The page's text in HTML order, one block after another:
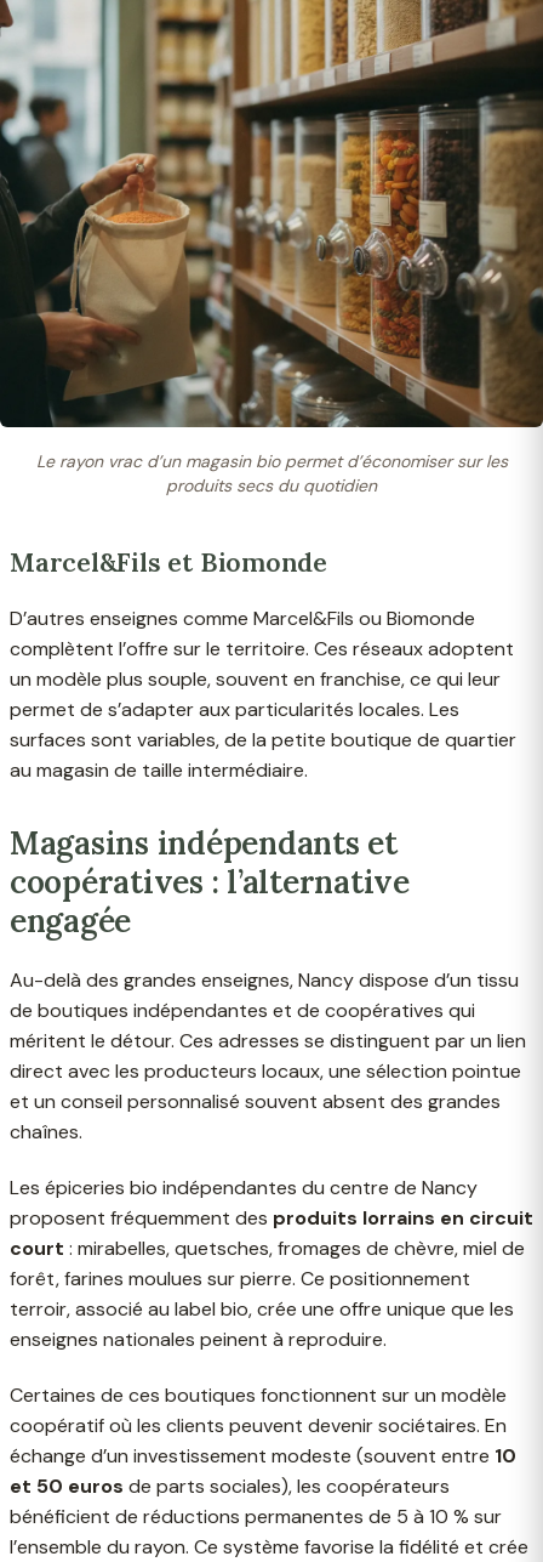
Le rayon vrac d’un magasin bio permet d’économiser sur les
produits secs du quotidien
Marcel&Fils et Biomonde
D’autres enseignes comme Marcel&Fils ou Biomonde
complètent l’offre sur le territoire. Ces réseaux adoptent
un modèle plus souple, souvent en franchise, ce qui leur
permet de s’adapter aux particularités locales. Les
surfaces sont variables, de la petite boutique de quartier
au magasin de taille intermédiaire.
Magasins indépendants et
coopératives : l’alternative
engagée
Au-delà des grandes enseignes, Nancy dispose d’un tissu
de boutiques indépendantes et de coopératives qui
méritent le détour. Ces adresses se distinguent par un lien
direct avec les producteurs locaux, une sélection pointue
et un conseil personnalisé souvent absent des grandes
chaînes.
Les épiceries bio indépendantes du centre de Nancy
proposent fréquemment des produits lorrains en circuit
court : mirabelles, quetsches, fromages de chèvre, miel de
forêt, farines moulues sur pierre. Ce positionnement
terroir, associé au label bio, crée une offre unique que les
enseignes nationales peinent à reproduire.
Certaines de ces boutiques fonctionnent sur un modèle
coopératif où les clients peuvent devenir sociétaires. En
échange d’un investissement modeste (souvent entre 10
et 50 euros de parts sociales), les coopérateurs
bénéficient de réductions permanentes de 5 à 10 % sur
l’ensemble du rayon. Ce système favorise la fidélité et crée